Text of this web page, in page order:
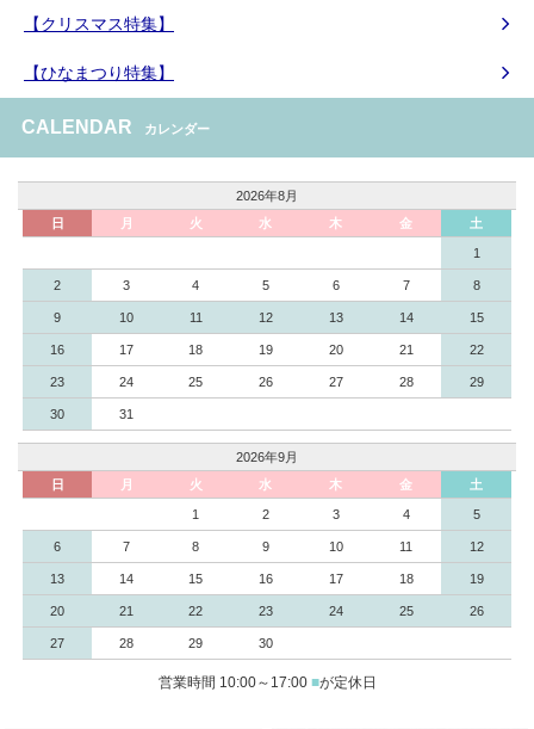
【クリスマス特集】
【ひなまつり特集】
CALENDAR カレンダー
2026年8月
日
月 火 水 木 金 土
1
2 3 4 5 6 7 8
9 10 11 12 13 14 15
16 17 18 19 20 21 22
23 24 25 26 27 28 29
30 31
2026年9月
日
月 火 水 木 金 土
1 2 3 4 5
6 7 8 9 10 11 12
13 14 15 16 17 18 19
20 21 22 23 24 25 26
27 28 29 30
営業時間 10:00～17:00 ■が定休日